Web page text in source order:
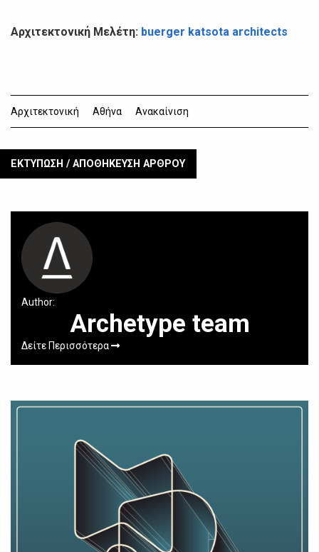
Αρχιτεκτονική Μελέτη: buerger katsota architects
Αρχιτεκτονική Αθήνα Ανακαίνιση
ΕΚΤΥΠΩΣΗ / ΑΠΟΘΗΚΕΥΣΗ ΑΡΘΡΟΥ
Author:
Archetype team
Δείτε Περισσότερα